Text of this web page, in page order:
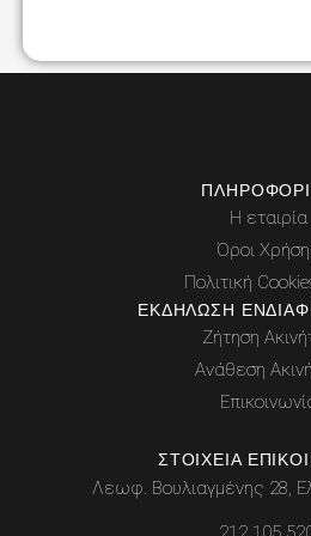
Η εταιρία
Όροι
Πολιτική
ΕΚΔΉΛΩΣΗ
Ζήτηση
Ανάθεση
ΣΤΟΙΧΕΊΑ
Λεωφ. Βουλιαγμένης 28,